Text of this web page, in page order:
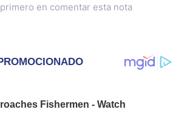
en comentar esta nota